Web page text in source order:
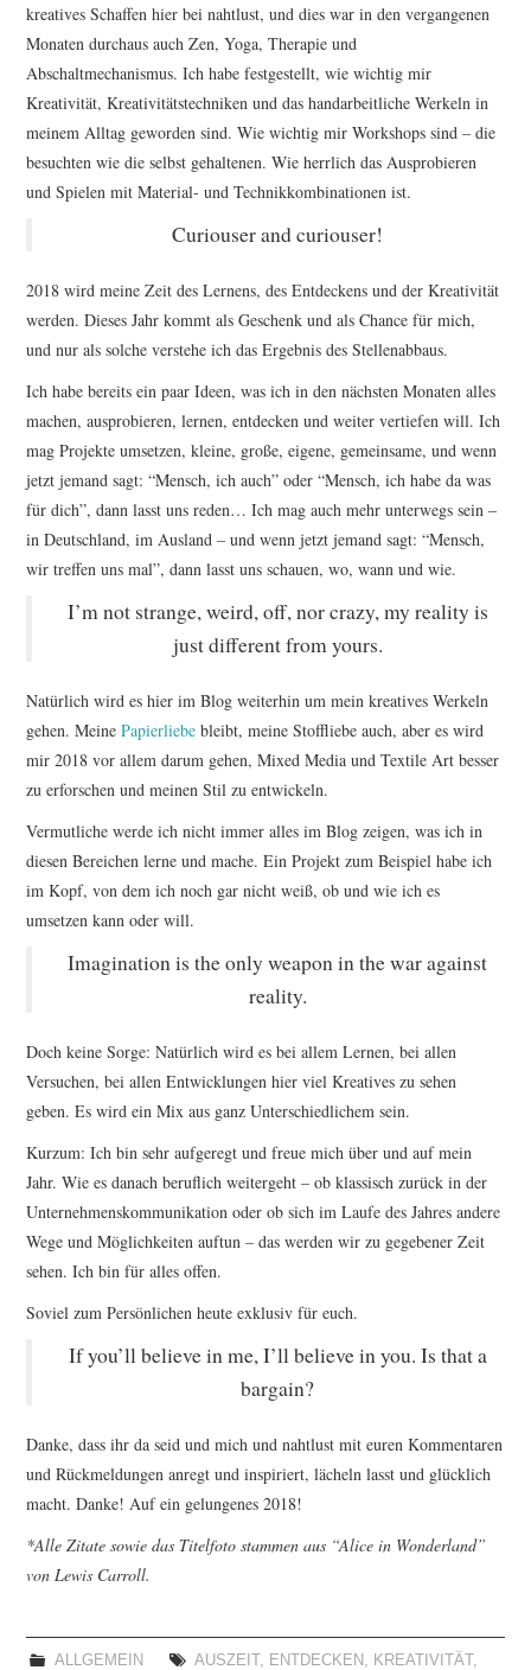
kreatives Schaffen hier bei nahtlust, und dies war in den vergangenen
Monaten durchaus auch Zen, Yoga, Therapie und
Abschaltmechanismus. Ich habe festgestellt, wie wichtig mir
Kreativität, Kreativitätstechniken und das handarbeitliche Werkeln in
meinem Alltag geworden sind. Wie wichtig mir Workshops sind – die
besuchten wie die selbst gehaltenen. Wie herrlich das Ausprobieren
und Spielen mit Material- und Technikkombinationen ist.
Curiouser and curiouser!
2018 wird meine Zeit des Lernens, des Entdeckens und der Kreativität
werden. Dieses Jahr kommt als Geschenk und als Chance für mich,
und nur als solche verstehe ich das Ergebnis des Stellenabbaus.
Ich habe bereits ein paar Ideen, was ich in den nächsten Monaten alles
machen, ausprobieren, lernen, entdecken und weiter vertiefen will. Ich
mag Projekte umsetzen, kleine, große, eigene, gemeinsame, und wenn
jetzt jemand sagt: “Mensch, ich auch” oder “Mensch, ich habe da was
für dich”, dann lasst uns reden… Ich mag auch mehr unterwegs sein –
in Deutschland, im Ausland – und wenn jetzt jemand sagt: “Mensch,
wir treffen uns mal”, dann lasst uns schauen, wo, wann und wie.
I’m not strange, weird, off, nor crazy, my reality is
just different from yours.
Natürlich wird es hier im Blog weiterhin um mein kreatives Werkeln
gehen. MeinePapierliebe bleibt, meine Stoffliebe auch, aber es wird
mir 2018 vor allem darum gehen, Mixed Media und Textile Art besser
zu erforschen und meinen Stil zu entwickeln.
Vermutliche werde ich nicht immer alles im Blog zeigen, was ich in
diesen Bereichen lerne und mache. Ein Projekt zum Beispiel habe ich
im Kopf, von dem ich noch gar nicht weiß, ob und wie ich es
umsetzen kann oder will.
Imagination is the only weapon in the war against
reality.
Doch keine Sorge: Natürlich wird es bei allem Lernen, bei allen
Versuchen, bei allen Entwicklungen hier viel Kreatives zu sehen
geben. Es wird ein Mix aus ganz Unterschiedlichem sein.
Kurzum: Ich bin sehr aufgeregt und freue mich über und auf mein
Jahr. Wie es danach beruflich weitergeht – ob klassisch zurück in der
Unternehmenskommunikation oder ob sich im Laufe des Jahres andere
Wege und Möglichkeiten auftun – das werden wir zu gegebener Zeit
sehen. Ich bin für alles offen.
Soviel zum Persönlichen heute exklusiv für euch.
If you’ll believe in me, I’ll believe in you. Is that a
bargain?
Danke, dass ihr da seid und mich und nahtlust mit euren Kommentaren
und Rückmeldungen anregt und inspiriert, lächeln lasst und glücklich
macht. Danke! Auf ein gelungenes 2018!
*Alle Zitate sowie das Titelfoto stammen aus “Alice in Wonderland”
von Lewis Carroll.
ALLGEMEIN AUSZEIT, ENTDECKEN KREATIVITÄT,